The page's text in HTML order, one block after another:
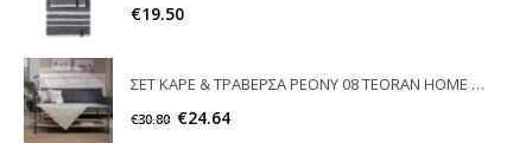
€19.50
ΣΕΤ ΚΑΡΕ & ΤΡΑΒΕΡΣΑ PEONY 08 TEORAN HOME & MORE
€30.80 €24.64